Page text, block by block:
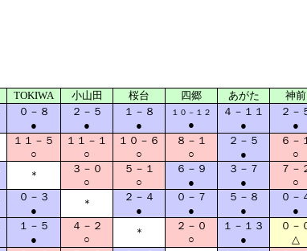
TOKIWA 小山田 桜台 四郷 あがた
神前
０－８
●
２－５
●
１－８
●
１０－１２
●
４－１１
●
２－
●
１１－５
○
１１－１
○
１０－６
○
８－１
○
２－５
●
６－
○
＊
３－０
○
５－１
○
６－９
●
３－７
●
７－
○
０－３
●
＊
２－４
●
０－７
●
５－８
●
０－
●
１－５
●
４－２
○
＊
２－０
○
１－１３
●
０－
△